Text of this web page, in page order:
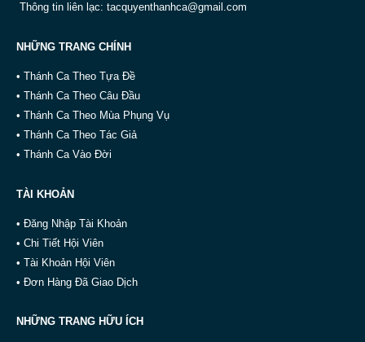
Thông tin liên lạc: tacquyenthanhca@gmail.com
NHỮNG TRANG CHÍNH
• Thánh Ca Theo Tựa Đề
• Thánh Ca Theo Câu Đầu
• Thánh Ca Theo Mùa Phụng Vụ
• Thánh Ca Theo Tác Giả
• Thánh Ca Vào Đời
TÀI KHOẢN
• Đăng Nhập Tài Khoản
• Chi Tiết Hội Viên
• Tài Khoản Hội Viên
• Đơn Hàng Đã Giao Dịch
NHỮNG TRANG HỮU ÍCH